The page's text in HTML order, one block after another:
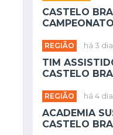
CASTELO
REGIÃO há 3
TIM
CASTELO
REGIÃO há 4
ACADEMIA
CASTELO